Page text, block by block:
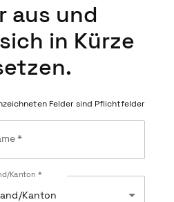
aus und
in Kürze
Felder sind Pflichtfelder
*
Kanton *
Kanton